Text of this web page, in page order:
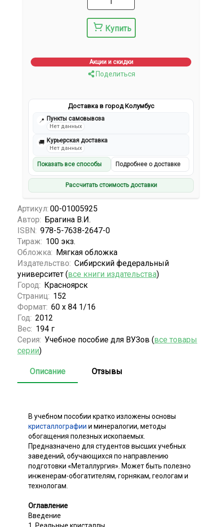
Купить
Акции и скидки
Поделиться
Доставка в город Колумбус
📍 Пункты самовывоза
Нет данных
🚚 Курьерская доставка
Нет данных
Показать все способы Подробнее о доставке
Рассчитать стоимость доставки
Артикул: 00-01005925
Автор: Брагина В.И.
ISBN: 978-5-7638-2647-0
Тираж: 100 экз.
Обложка: Мягкая обложка
Издательство: Сибирский федеральный
университет (все книги издательства)
Город: Красноярск
Страниц: 152
Формат: 60 х 84 1/16
Год: 2012
Вес: 194 г
Серия: Учебное пособие для ВУЗов (все товары
серии)
Описание Отзывы
В учебном пособии кратко изложены основы
кристаллографии и минералогии, методы
обогащения полезных ископаемых.
Предназначено для студентов высших учебных
заведений, обучающихся по направлению
подготовки «Металлургия». Может быть полезно
инженерам-обогатителям, горнякам, геологам и
технологам.
Оглавление
Введение